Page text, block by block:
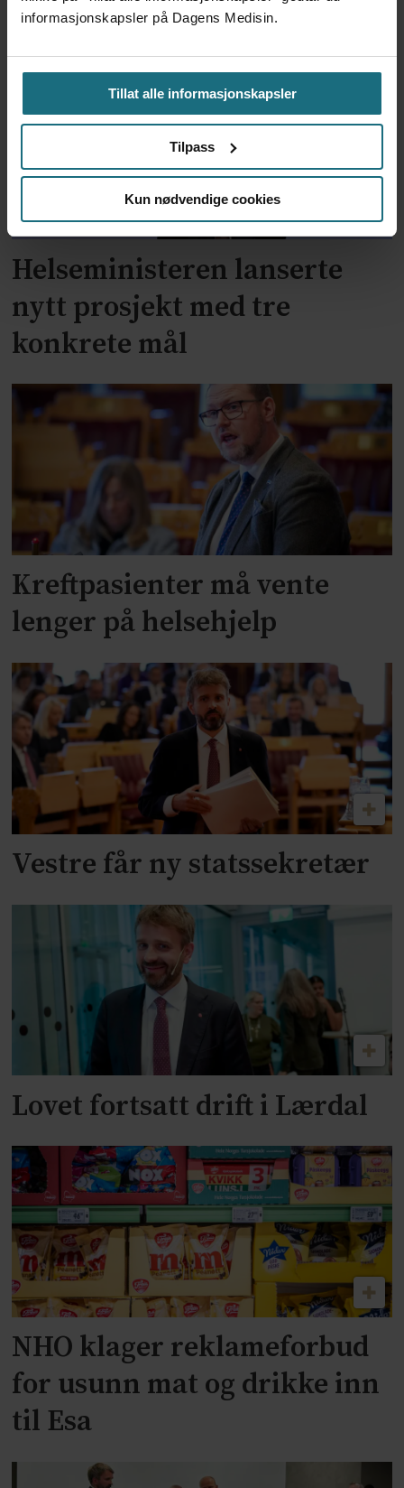
informasjonskapsler på Dagens Medisin.
Tillat alle informasjonskapsler
Tilpass
Kun nødvendige cookies
Sør-Øst
Helseministeren lanserte
nytt prosjekt med tre
konkrete mål
Kreftpasienter må vente
lenger på helsehjelp
Vestre får ny statssekretær
Lovet fortsatt drift i Lærdal
NHO klager reklameforbud
for usunn mat og drikke inn
til Esa